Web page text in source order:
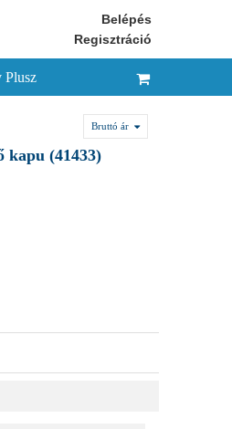
Belépés
Regisztráció
Plusz
Bruttó ár
kapu (41433)